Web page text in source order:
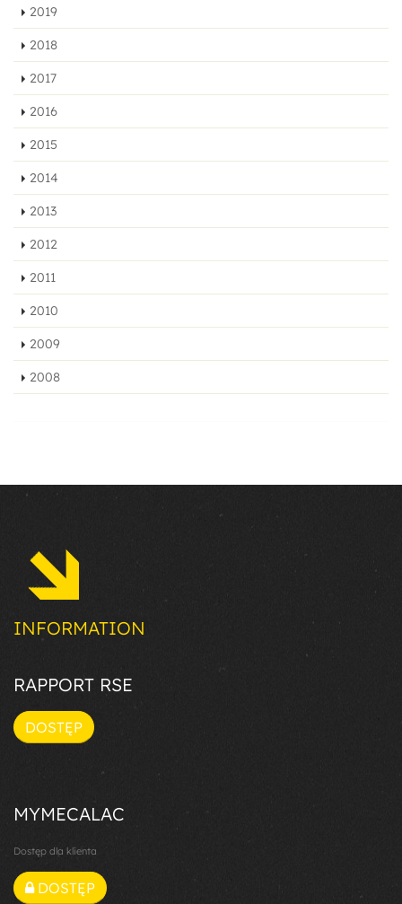
2019
2018
2017
2016
2015
2014
2013
2012
2011
2010
2009
2008
INFORMATION
RAPPORT RSE
DOSTĘP
MYMECALAC
Dostęp dla klienta
DOSTĘP